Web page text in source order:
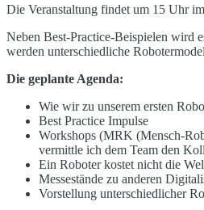
Die Veranstaltung findet um 15 Uhr im
Neben Best-Practice-Beispielen wird
werden unterschiedliche
Die geplante Agenda:
Wie wir zu unserem ersten
Best Practice Impulse
Workshops (MRK (Mensch-
vermittle ich dem Team den
Ein Roboter kostet nicht die
Messestände zu anderen
Vorstellung unterschiedlicher